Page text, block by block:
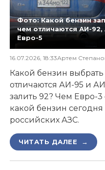
Фото: Какой бензин
чем отличаются АИ-
Евро-5
16.07.2026, 18:33Артем
Какой бензин
отличаются АИ-95 и
залить 92? Чем Евро-3
какой бензин сегодня
российских АЗС.
ЧИТАТЬ ДАЛЕЕ →